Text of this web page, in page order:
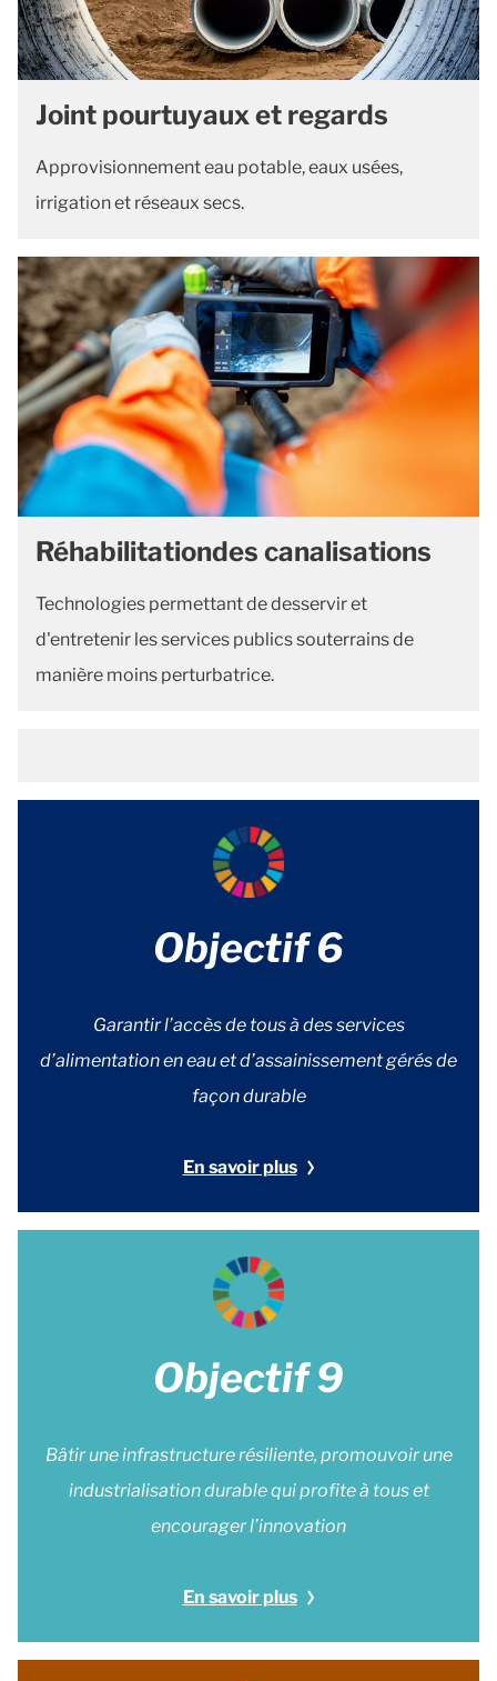
Joint pourtuyaux et regards
Approvisionnement eau potable, eaux usées,
irrigation et réseaux secs.
Réhabilitationdes canalisations
Technologies permettant de desservir et
d'entretenir les services publics souterrains de
manière moins perturbatrice.
Objectif 6
Garantir l’accès de tous à des services
d’alimentation en eau et d’assainissement gérés de
façon durable
En savoir plus
Objectif 9
Bâtir une infrastructure résiliente, promouvoir une
industrialisation durable qui profite à tous et
encourager l’innovation
En savoir plus